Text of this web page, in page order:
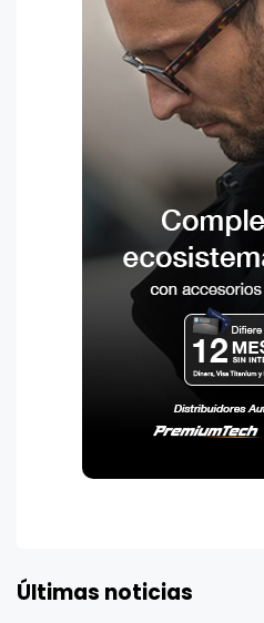
Últimas noticias